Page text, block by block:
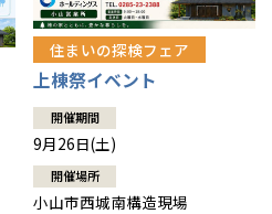
住まいの探検フェア
上棟祭イベント
開催期間
9月26日(土)
開催場所
小山市西城南構造現場